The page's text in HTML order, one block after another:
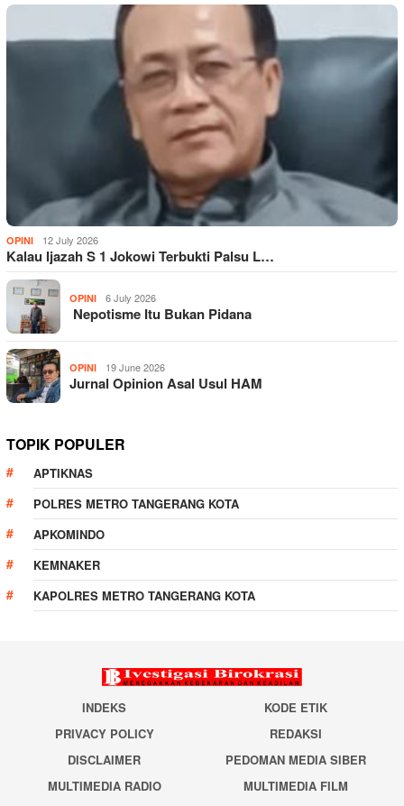
OPINI 12 July 2026
Kalau Ijazah S 1 Jokowi Terbukti Palsu L…
OPINI 6 July 2026
Nepotisme Itu Bukan Pidana
OPINI 19 June 2026
Jurnal Opinion Asal Usul HAM
TOPIK POPULER
APTIKNAS
POLRES METRO TANGERANG KOTA
APKOMINDO
KEMNAKER
KAPOLRES METRO TANGERANG KOTA
INDEKS
KODE ETIK
PRIVACY POLICY
REDAKSI
DISCLAIMER
PEDOMAN MEDIA SIBER
MULTIMEDIA RADIO
MULTIMEDIA FILM